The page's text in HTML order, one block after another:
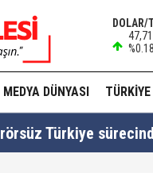
DOLAR/
%0.18
MEDYA DÜNYASI TÜRKIYE
Türkiye